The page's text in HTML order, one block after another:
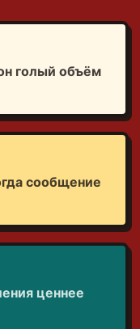
голый объём
сообщение
ценнее